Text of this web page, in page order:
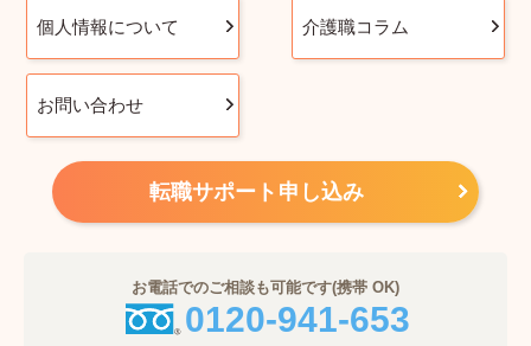
個人情報について 介護職コラム
お問い合わせ
転職サポート申し込み
お電話でのご相談も可能です(携帯 OK)
0120-941-653